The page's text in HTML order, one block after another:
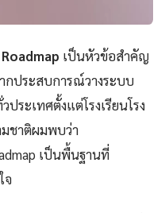
เป็นหัวข้อสำคัญ
กประสบการณ์วางระบบ
ระเทศตั้งแต่โรงเรียนโรง
ชาติผมพบว่า
เป็นพื้นฐานที่
จ